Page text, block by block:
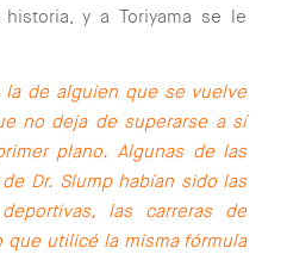
y a Toriyama se le
la de alguien que se vuelve
no deja de superarse a sí
plano. Algunas de las
Dr. Slump habían sido las
las carreras de
utilicé la misma fórmula